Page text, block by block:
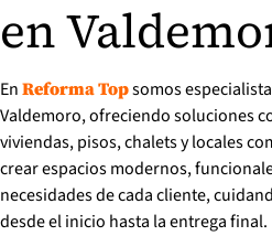
en
En Reforma Topsomos
Valdemoro, ofreciendo soluciones
viviendas, pisos, chalets y locales
crear espacios modernos,
necesidades de cada cliente,
desde el inicio hasta la entrega final.